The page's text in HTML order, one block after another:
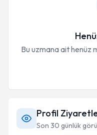
Bu uzmana ait henüz
Profil
Son 30 günlük